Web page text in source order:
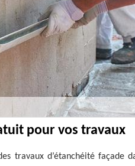
pour vos travaux
travaux d’étanchéité façade